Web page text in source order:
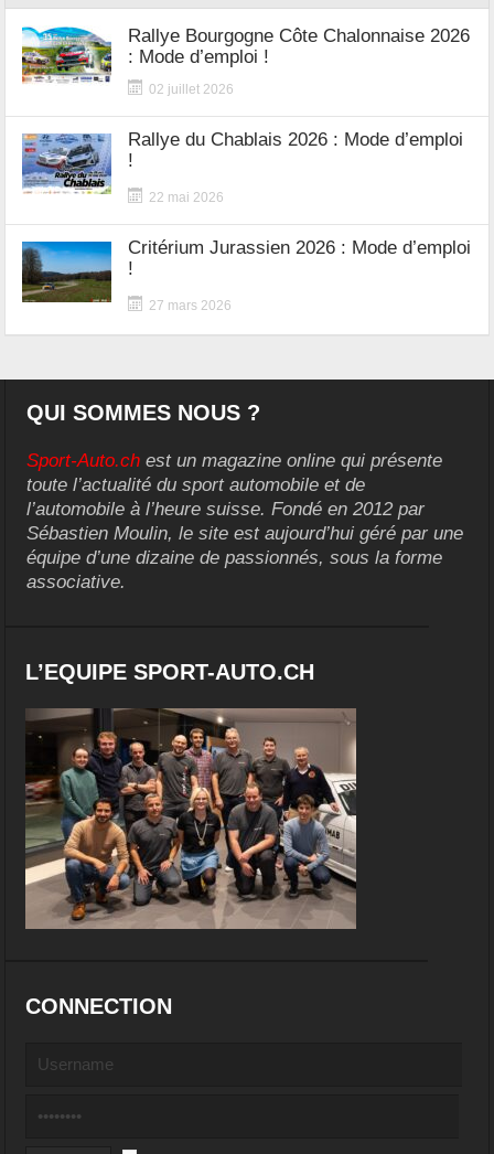
Rallye Bourgogne Côte Chalonnaise 2026
: Mode d’emploi !
02 juillet 2026
Rallye du Chablais 2026 : Mode d’emploi
!
22 mai 2026
Critérium Jurassien 2026 : Mode d’emploi
!
27 mars 2026
QUI SOMMES NOUS ?
Sport-Auto.ch est un magazine online qui présente
toute l’actualité du sport automobile et de
l’automobile à l’heure suisse. Fondé en 2012 par
Sébastien Moulin, le site est aujourd’hui géré par une
équipe d’une dizaine de passionnés, sous la forme
associative.
L’EQUIPE SPORT-AUTO.CH
CONNECTION